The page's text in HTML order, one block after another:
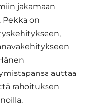
jakamaan
Pekka on
auttaa
rahoituksen